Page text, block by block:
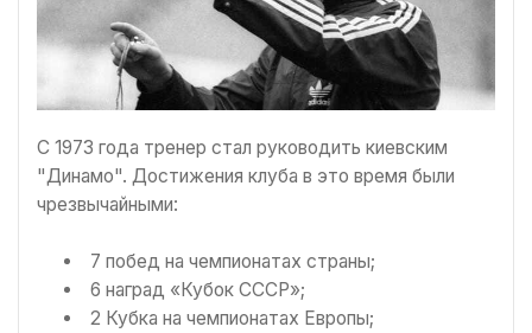
С 1973 года тренер стал руководить киевским
"Динамо". Достижения клуба в это время были
чрезвычайными:
7 побед на чемпионатах страны;
6 наград «Кубок СССР»;
2 Кубка на чемпионатах Европы;